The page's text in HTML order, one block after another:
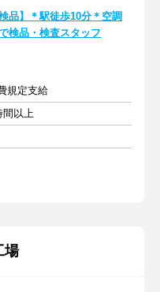
品】＊駅徒歩10分＊空調
検品・検査スタッフ
規定支給
間以上
場